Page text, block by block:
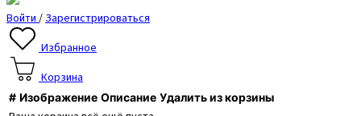
Войти/Зарегистрироваться
Избранное
Корзина
# Изображение Описание Удалить из корзины